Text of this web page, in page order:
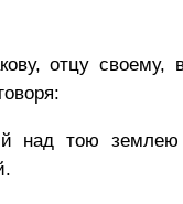
отцу своему,
над тою